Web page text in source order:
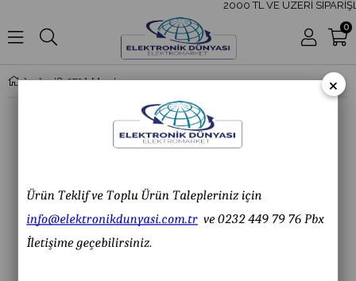
2000 TL VE ÜZERİ
0
IC-272A Mandallı Buat Klemensi CH-214 ×